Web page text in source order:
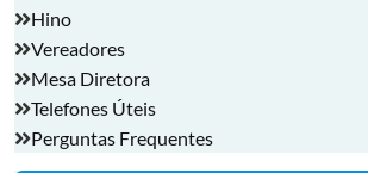
Hino
Vereadores
Mesa Diretora
Telefones Úteis
Perguntas Frequentes